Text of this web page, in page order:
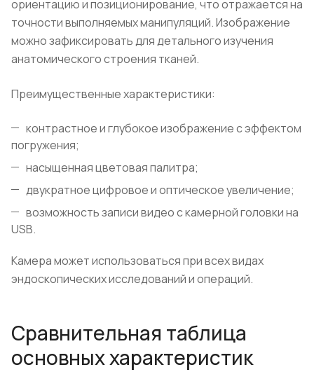
ориентацию и позиционирование, что отражается на
точности выполняемых манипуляций. Изображение
можно зафиксировать для детального изучения
анатомического строения тканей.
Преимущественные характеристики:
контрастное и глубокое изображение с эффектом
погружения;
насыщенная цветовая палитра;
двукратное цифровое и оптическое увеличение;
возможность записи видео с камерной головки на
USB.
Камера может использоваться при всех видах
эндоскопических исследований и операций.
Сравнительная таблица
основных характеристик